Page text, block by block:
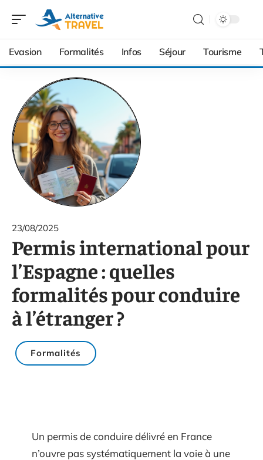
Evasion Formalités Infos Séjour Tourisme
23/08/2025
Permis international pour
l’Espagne : quelles
formalités pour conduire
à l’étranger ?
Formalités
Un permis de conduire délivré en France
n’ouvre pas systématiquement la voie à une